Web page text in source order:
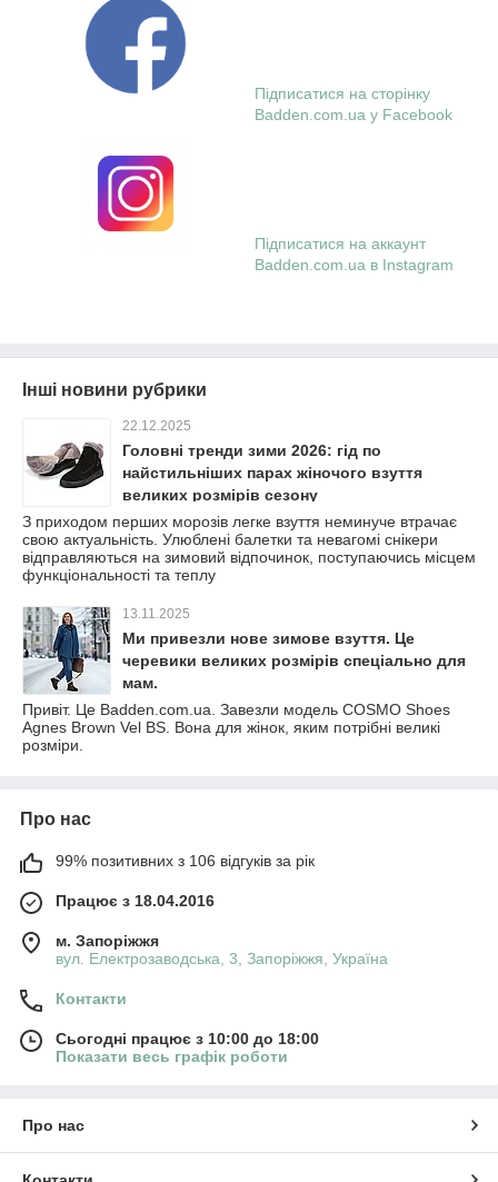
Підписатися на сторінку
Badden.com.ua у Facebook
Підписатися на аккаунт
Badden.com.ua в Instagram
Інші новини рубрики
22.12.2025
Головні тренди зими 2026: гід по
найстильніших парах жіночого взуття
великих розмірів сезону
З приходом перших морозів легке взуття неминуче втрачає
свою актуальність. Улюблені балетки та невагомі снікери
відправляються на зимовий відпочинок, поступаючись місцем
функціональності та теплу
13.11.2025
Ми привезли нове зимове взуття. Це
черевики великих розмірів спеціально для
мам.
Привіт. Це Badden.com.ua. Завезли модель COSMO Shoes
Agnes Brown Vel BS. Вона для жінок, яким потрібні великі
розміри.
Про нас
99% позитивних з 106 відгуків за рік
Працює з 18.04.2016
м. Запоріжжя
вул. Електрозаводська, 3, Запоріжжя, Україна
Контакти
Сьогодні працює з 10:00 до 18:00
Показати весь графік роботи
Про нас